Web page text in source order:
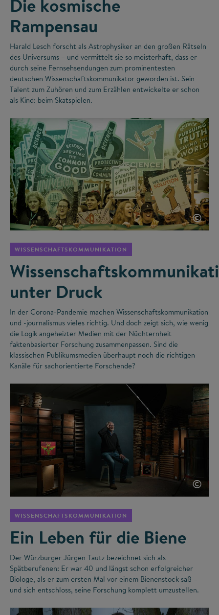
Die kosmische
Rampensau
Harald Lesch forscht als Astrophysiker an den großen Rätseln
des Universums – und vermittelt sie so meisterhaft, dass er
durch seine Fernsehsendungen zum prominentesten
deutschen Wissenschaftskommunikator geworden ist. Sein
Talent zum Zuhören und zum Erzählen entwickelte er schon
als Kind: beim Skatspielen.
©
WISSENSCHAFTSKOMMUNIKATION
unter Druck
In der Corona-Pandemie machen Wissenschaftskommunikation
und -journalismus vieles richtig. Und doch zeigt sich, wie wenig
die Logik angeheizter Medien mit der Nüchternheit
faktenbasierter Forschung zusammenpassen. Sind die
klassischen Publikumsmedien überhaupt noch die richtigen
Kanäle für sachorientierte Forschende?
©
WISSENSCHAFTSKOMMUNIKATION
Ein Leben für die Biene
Der Würzburger Jürgen Tautz bezeichnet sich als
Spätberufenen: Er war 40 und längst schon erfolgreicher
Biologe, als er zum ersten Mal vor einem Bienenstock saß –
und sich entschloss, seine Forschung komplett umzustellen.